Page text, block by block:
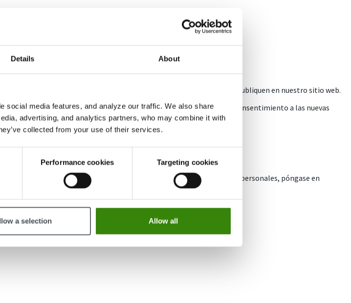
Details About
social media features, and analyze our traffic. We also share
advertising, and analytics partners, who may combine it with
collected from your use of their services.
Performance cookies Targeting cookies
a selection Allow all
y/o adiciones a esta Política de cookies entrarán en vigor cuando se publiquen en nuestro sitio web.
cambios en la presente Política de cookies, estará indicando su consentimiento a las nuevas
de esta política para conocer cualquier cambio.
presentar una queja sobre la manera en que procesamos sus datos personales, póngase en
datos de contacto que aparecen a continuación: